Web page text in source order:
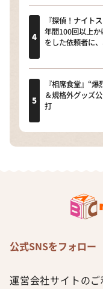
『探偵！ナイト
年間100回以上か
をした依頼者に
『相席食堂』“
＆規格外グッズ
打
公式SNSをフォロー
運営会社サイトの